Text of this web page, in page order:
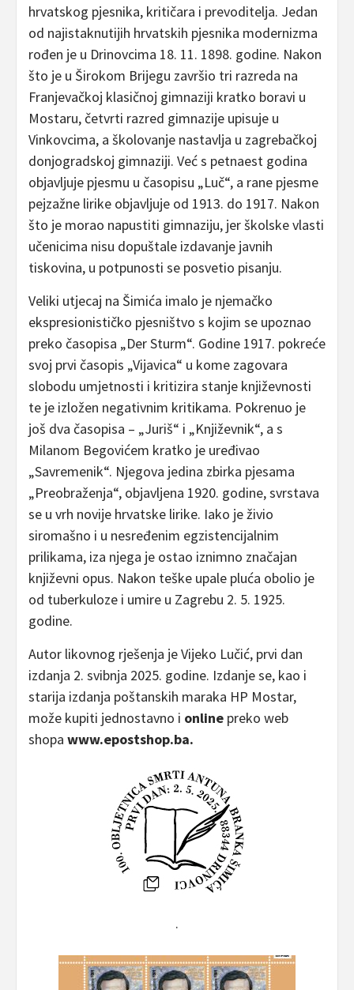
hrvatskog pjesnika, kritičara i prevoditelja. Jedan
od najistaknutijih hrvatskih pjesnika modernizma
rođen je u Drinovcima 18. 11. 1898. godine. Nakon
što je u Širokom Brijegu završio tri razreda na
Franjevačkoj klasičnoj gimnaziji kratko boravi u
Mostaru, četvrti razred gimnazije upisuje u
Vinkovcima, a školovanje nastavlja u zagrebačkoj
donjogradskoj gimnaziji. Već s petnaest godina
objavljuje pjesmu u časopisu „Luč“, a rane pjesme
pejzažne lirike objavljuje od 1913. do 1917. Nakon
što je morao napustiti gimnaziju, jer školske vlasti
učenicima nisu dopuštale izdavanje javnih
tiskovina, u potpunosti se posvetio pisanju.
Veliki utjecaj na Šimića imalo je njemačko
ekspresionističko pjesništvo s kojim se upoznao
preko časopisa „Der Sturm“. Godine 1917. pokreće
svoj prvi časopis „Vijavica“ u kome zagovara
slobodu umjetnosti i kritizira stanje književnosti
te je izložen negativnim kritikama. Pokrenuo je
još dva časopisa – „Juriš“ i „Književnik“, a s
Milanom Begovićem kratko je uređivao
„Savremenik“. Njegova jedina zbirka pjesama
„Preobraženja“, objavljena 1920. godine, svrstava
se u vrh novije hrvatske lirike. Iako je živio
siromašno i u nesređenim egzistencijalnim
prilikama, iza njega je ostao iznimno značajan
književni opus. Nakon teške upale pluća obolio je
od tuberkuloze i umire u Zagrebu 2. 5. 1925.
godine.
Autor likovnog rješenja je Vijeko Lučić, prvi dan
izdanja 2. svibnja 2025. godine. Izdanje se, kao i
starija izdanja poštanskih maraka HP Mostar,
može kupiti jednostavno i online preko web
shopa www.epostshop.ba.
.